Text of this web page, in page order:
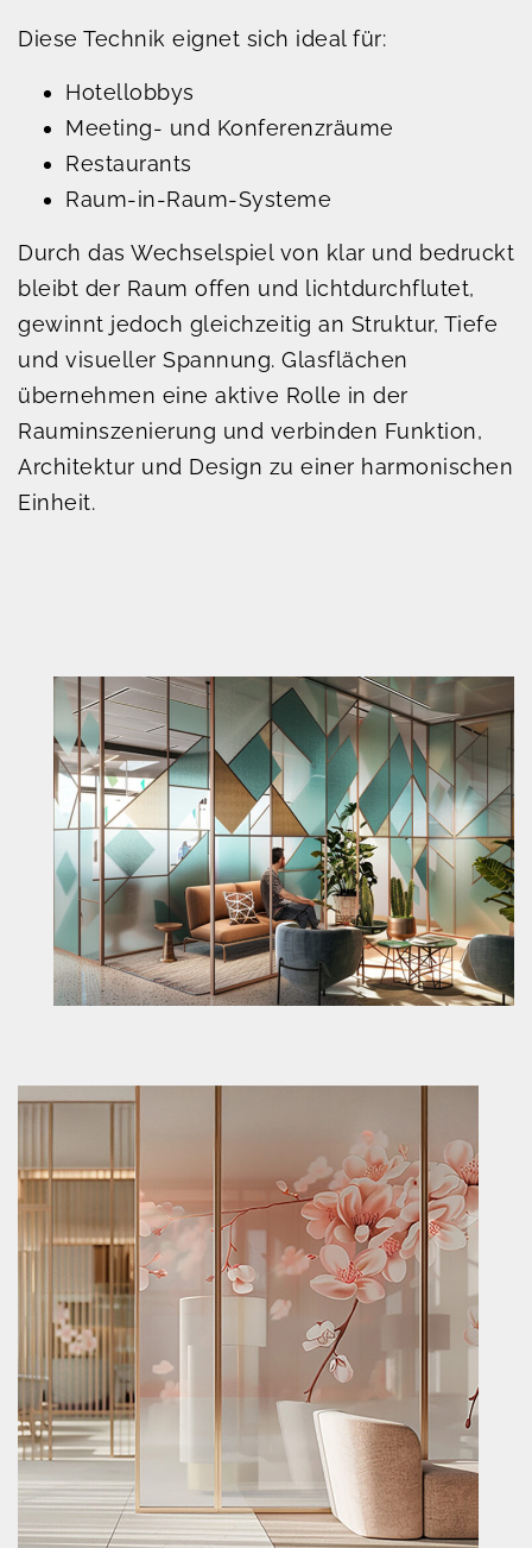
Diese Technik eignet sich ideal für:
Hotellobbys
Meeting- und Konferenzräume
Restaurants
Raum-in-Raum-Systeme
Durch das Wechselspiel von klar und bedruckt
bleibt der Raum offen und lichtdurchflutet,
gewinnt jedoch gleichzeitig an Struktur, Tiefe
und visueller Spannung. Glasflächen
übernehmen eine aktive Rolle in der
Rauminszenierung und verbinden Funktion,
Architektur und Design zu einer harmonischen
Einheit.